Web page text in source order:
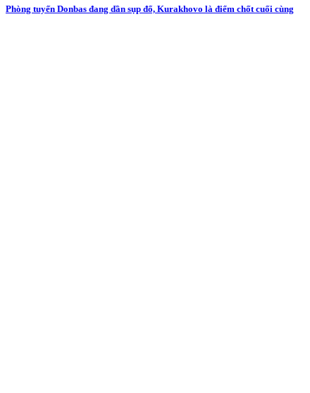
Phòng tuyến Donbas đang dần sụp đổ, Kurakhovo là điểm chốt cuối cùng